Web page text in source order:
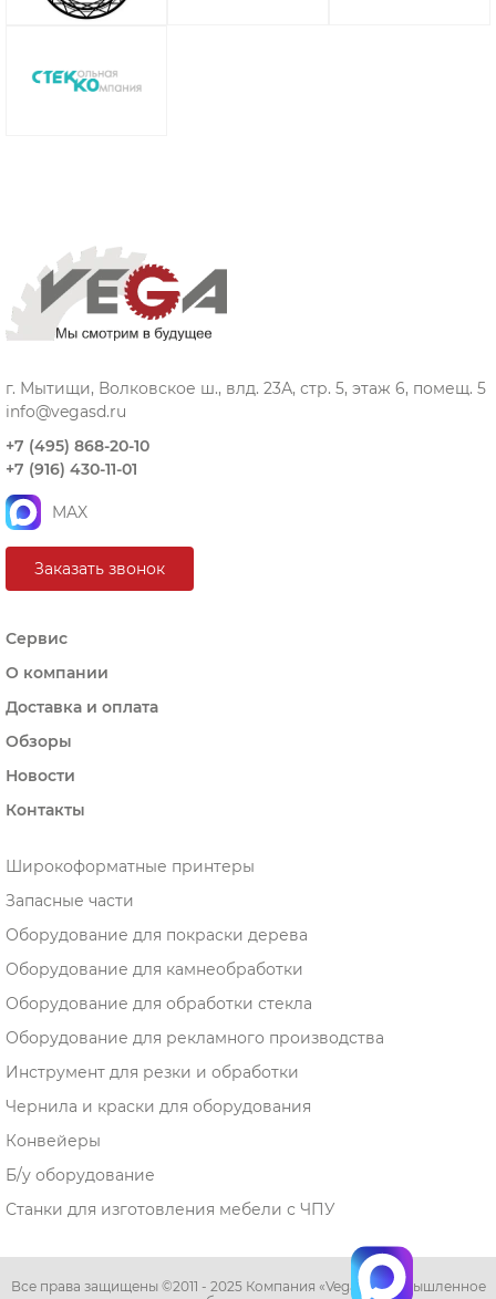
г. Мытищи, Волковское ш., влд. 23А, стр. 5, этаж 6, помещ. 5
info@vegasd.ru
+7 (495) 868-20-10
+7 (916) 430-11-01
MAX
Заказать звонок
Сервис
О компании
Доставка и оплата
Обзоры
Новости
Контакты
Широкоформатные принтеры
Запасные части
Оборудование для покраски дерева
Оборудование для камнеобработки
Оборудование для обработки стекла
Оборудование для рекламного производства
Инструмент для резки и обработки
Чернила и краски для оборудования
Конвейеры
Б/у оборудование
Станки для изготовления мебели с ЧПУ
Все права защищены ©2011 - 2025 Компания «Vega» - промышленное